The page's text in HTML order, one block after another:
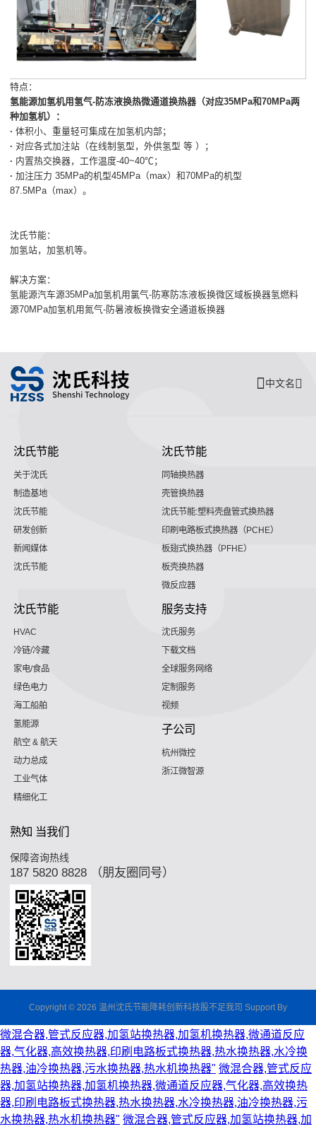
特点：
氢能源加氢机用氢气-防冻液换热微通道换热器（对应35MPa和70MPa两
种加氢机）：
·体积小、重量轻可集成在加氢机内部；
· 对应各式加注站（在线制氢型，外供氢型 等 ）；
· 内置热交换器，工作温度-40~40℃；
·加注压力 35MPa的机型45MPa（max）和70MPa的机型
87.5MPa（max）。
沈氏节能：
加氢站，加氢机等。
解决方案：
氢能源汽车源35MPa加氢机用氯气-防寒防冻液板换微区域板换器氢燃料
源70MPa加氢机用氮气-防暑液板换微安全通道板换器
中文名
沈氏节能
关于沈氏
制造基地
沈氏节能
研发创新
新闻媒体
沈氏节能
沈氏节能
同轴换热器
壳管换热器
沈氏节能:塑料壳盘管式换热器
印刷电路板式换热器（PCHE）
板翅式换热器（PFHE）
板壳换热器
微反应器
沈氏节能
HVAC
冷链/冷藏
家电/食品
绿色电力
海工船舶
氢能源
航空 & 航天
动力总成
工业气体
精细化工
服务支持
沈氏服务
下载文档
全球服务网络
定制服务
视频
子公司
杭州微控
浙江微智源
熟知 当我们
保障咨询热线
187 5820 8828 （朋友圈同号）
Copyright © 2026 温州沈氏节能降耗创新科技股不足我司 Support By
微混合器,管式反应器,加氢站换热器,加氢机换热器,微通道反应
器,气化器,高效换热器,印刷电路板式换热器,热水换热器,水冷换
热器,油冷换热器,污水换热器,热水机换热器" 微混合器,管式反应
器,加氢站换热器,加氢机换热器,微通道反应器,气化器,高效换热
器,印刷电路板式换热器,热水换热器,水冷换热器,油冷换热器,污
水换热器,热水机换热器" 微混合器,管式反应器,加氢站换热器,加